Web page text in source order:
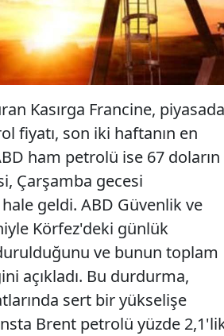
Kasırga Francine, piyasada
fiyatı, son iki haftanın en
ham petrolü ise 67 doların
Çarşamba gecesi
geldi. ABD Güvenlik ve
Körfez'deki günlük
ve bunun toplam
açıkladı. Bu durdurma,
sert bir yükselişe
Brent petrolü yüzde